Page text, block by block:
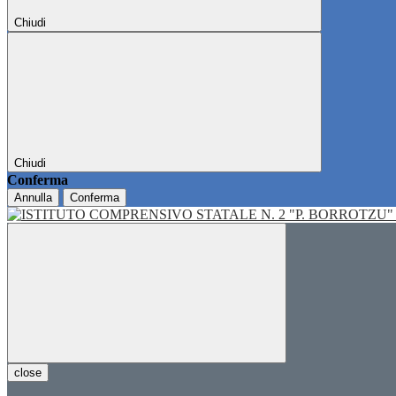
Chiudi
Chiudi
Conferma
Annulla Conferma
close